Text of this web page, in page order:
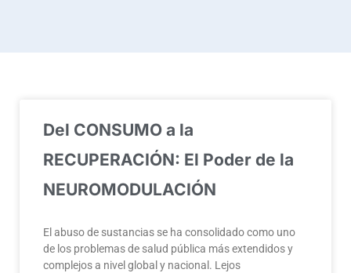
Del CONSUMO a la
RECUPERACIÓN: El Poder de la
NEUROMODULACIÓN
El abuso de sustancias se ha consolidado como uno
de los problemas de salud pública más extendidos y
complejos a nivel global y nacional. Lejos